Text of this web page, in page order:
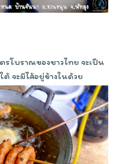
โบราณของชาวไทย จะเป็น
จะมีไส้อยู่ข้างในด้วย